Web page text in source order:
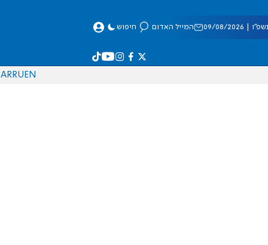
08/2026 המייל האדום חיפוש
EN
RU
AR